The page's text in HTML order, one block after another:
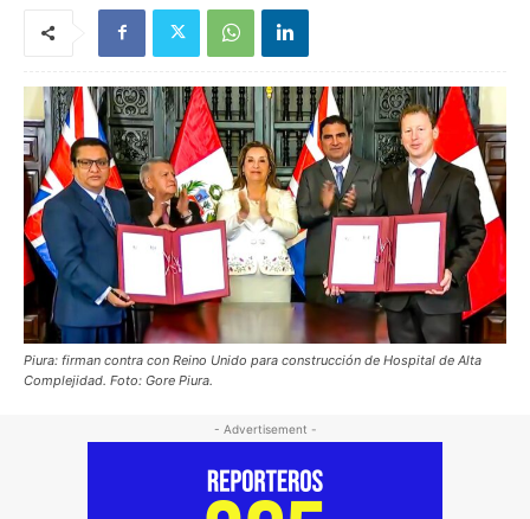
Piura: firman contra con Reino Unido para construcción de Hospital de Alta
Complejidad. Foto: Gore Piura.
- Advertisement -